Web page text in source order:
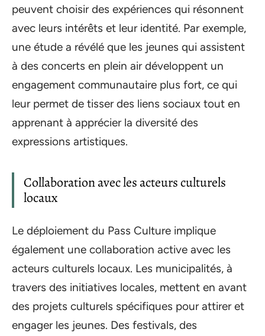
peuvent choisir des expériences qui résonnent
avec leurs intérêts et leur identité. Par exemple,
une étude a révélé que les jeunes qui assistent
à des concerts en plein air développent un
engagement communautaire plus fort, ce qui
leur permet de tisser des liens sociaux tout en
apprenant à apprécier la diversité des
expressions artistiques.
Collaboration avec les acteurs culturels
locaux
Le déploiement du Pass Culture implique
également une collaboration active avec les
acteurs culturels locaux. Les municipalités, à
travers des initiatives locales, mettent en avant
des projets culturels spécifiques pour attirer et
engager les jeunes. Des festivals, des